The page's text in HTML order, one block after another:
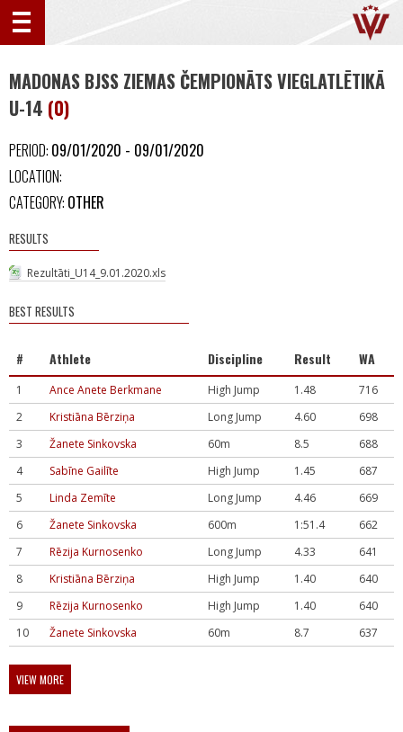
MADONAS BJSS ZIEMAS ČEMPIONĀTS VIEGLATLĒTIKĀ
U-14 (0)
PERIOD: 09/01/2020 - 09/01/2020
LOCATION:
CATEGORY: OTHER
RESULTS
Rezultāti_U14_9.01.2020.xls
BEST RESULTS
# Athlete Discipline Result WA
1 Ance Anete Berkmane High Jump 1.48
716
2
Kristiāna Bērziņa Long Jump 4.60
698
3
Žanete Sinkovska 60m 8.5
688
4
Sabīne Gailīte High Jump 1.45
687
5
Linda Zemīte Long Jump 4.46
669
6
Žanete Sinkovska 600m 1:51.4
662
7
Rēzija Kurnosenko Long Jump 4.33
641
8
Kristiāna Bērziņa High Jump 1.40
640
9
Rēzija Kurnosenko High Jump 1.40
640
10
Žanete Sinkovska 60m 8.7 637
VIEW MORE